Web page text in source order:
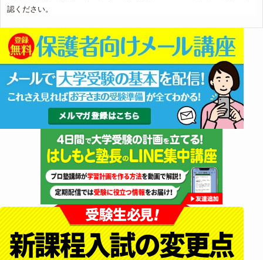
認ください。